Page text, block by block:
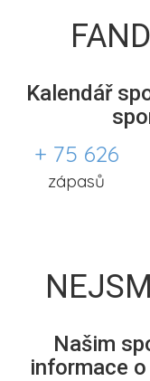
Kalendář
+ 75 626
zápasů
Našim
informace